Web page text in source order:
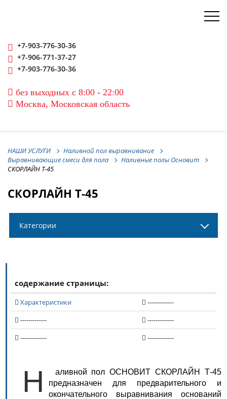
+7-903-776-30-36
+7-906-771-37-27
+7-903-776-30-36
без выходных с 8:00 - 22:00
Москва, Московская область
НАШИ УСЛУГИ
Наливной пол выравнивание
Выравнивающие смеси для пола
Наливные полы Основит
СКОРЛАЙН Т-45
СКОРЛАЙН Т-45
Категории
содержание страницы:
Характеристики
-------------
-------------
-------------
-------------
-------------
Н
аливной пол ОСНОВИТ СКОРЛАЙН Т-45
предназначен для предварительного и
окончательного выравнивания оснований